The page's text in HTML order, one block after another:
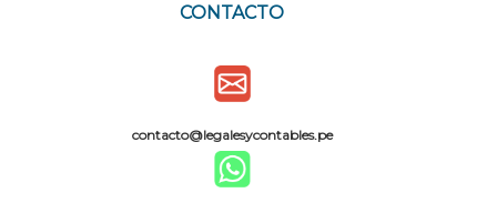
CONTACTO
contacto@legalesycontables.pe